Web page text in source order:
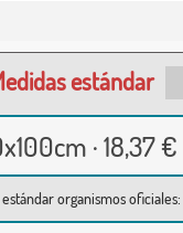
estándar
· 18,37 €
organismos